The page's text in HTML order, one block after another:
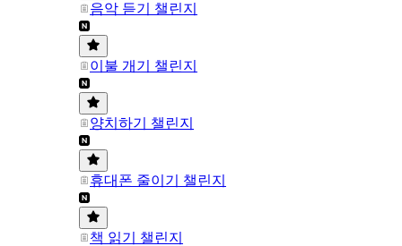
음악 듣기 챌린지
이불 개기 챌린지
양치하기 챌린지
휴대폰 줄이기 챌린지
책 읽기 챌린지